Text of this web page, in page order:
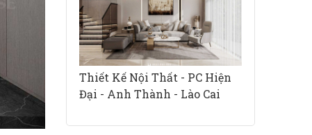
Thiết Kế Nội Thất - PC Hiện
Đại - Anh Thành - Lào Cai